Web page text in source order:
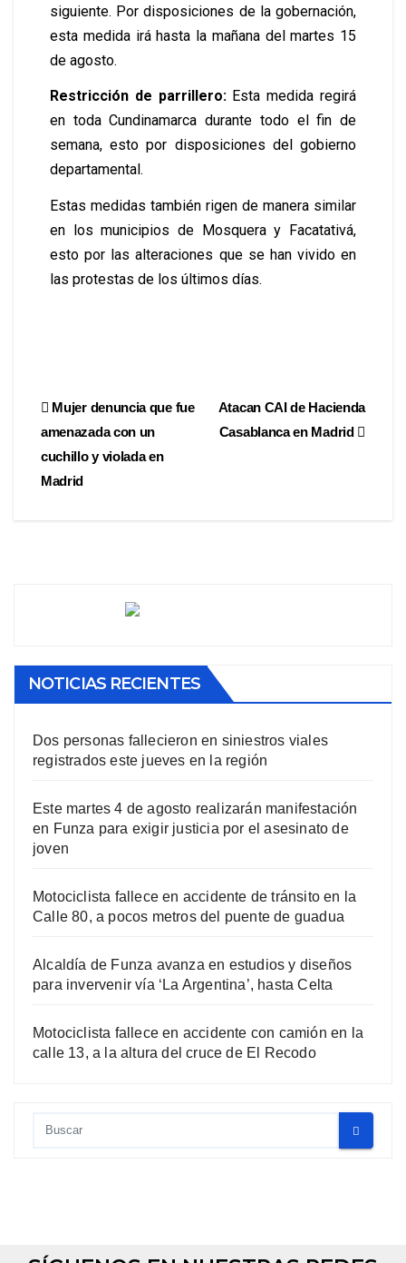
siguiente. Por disposiciones de la gobernación,
esta medida irá hasta la mañana del martes 15
de agosto.
Restricción de parrillero: Esta medida regirá
en toda Cundinamarca durante todo el fin de
semana, esto por disposiciones del gobierno
departamental.
Estas medidas también rigen de manera similar
en los municipios de Mosquera y Facatativá,
esto por las alteraciones que se han vivido en
las protestas de los últimos días.
Atacan CAI de Hacienda
Casablanca en Madrid
Mujer denuncia que fue
amenazada con un
cuchillo y violada en
Madrid
NOTICIAS RECIENTES
Dos personas fallecieron en siniestros viales
registrados este jueves en la región
Este martes 4 de agosto realizarán manifestación
en Funza para exigir justicia por el asesinato de
joven
Motociclista fallece en accidente de tránsito en la
Calle 80, a pocos metros del puente de guadua
Alcaldía de Funza avanza en estudios y diseños
para invervenir vía ‘La Argentina’, hasta Celta
Motociclista fallece en accidente con camión en la
calle 13, a la altura del cruce de El Recodo